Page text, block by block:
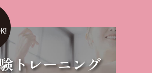
トレーニング